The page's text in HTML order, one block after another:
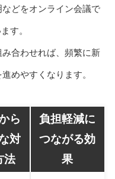
どをオンライン会議で
す。
合わせれば、頻繁に新
めやすくなります。
ら
対
法
負担軽減に
つながる効
果